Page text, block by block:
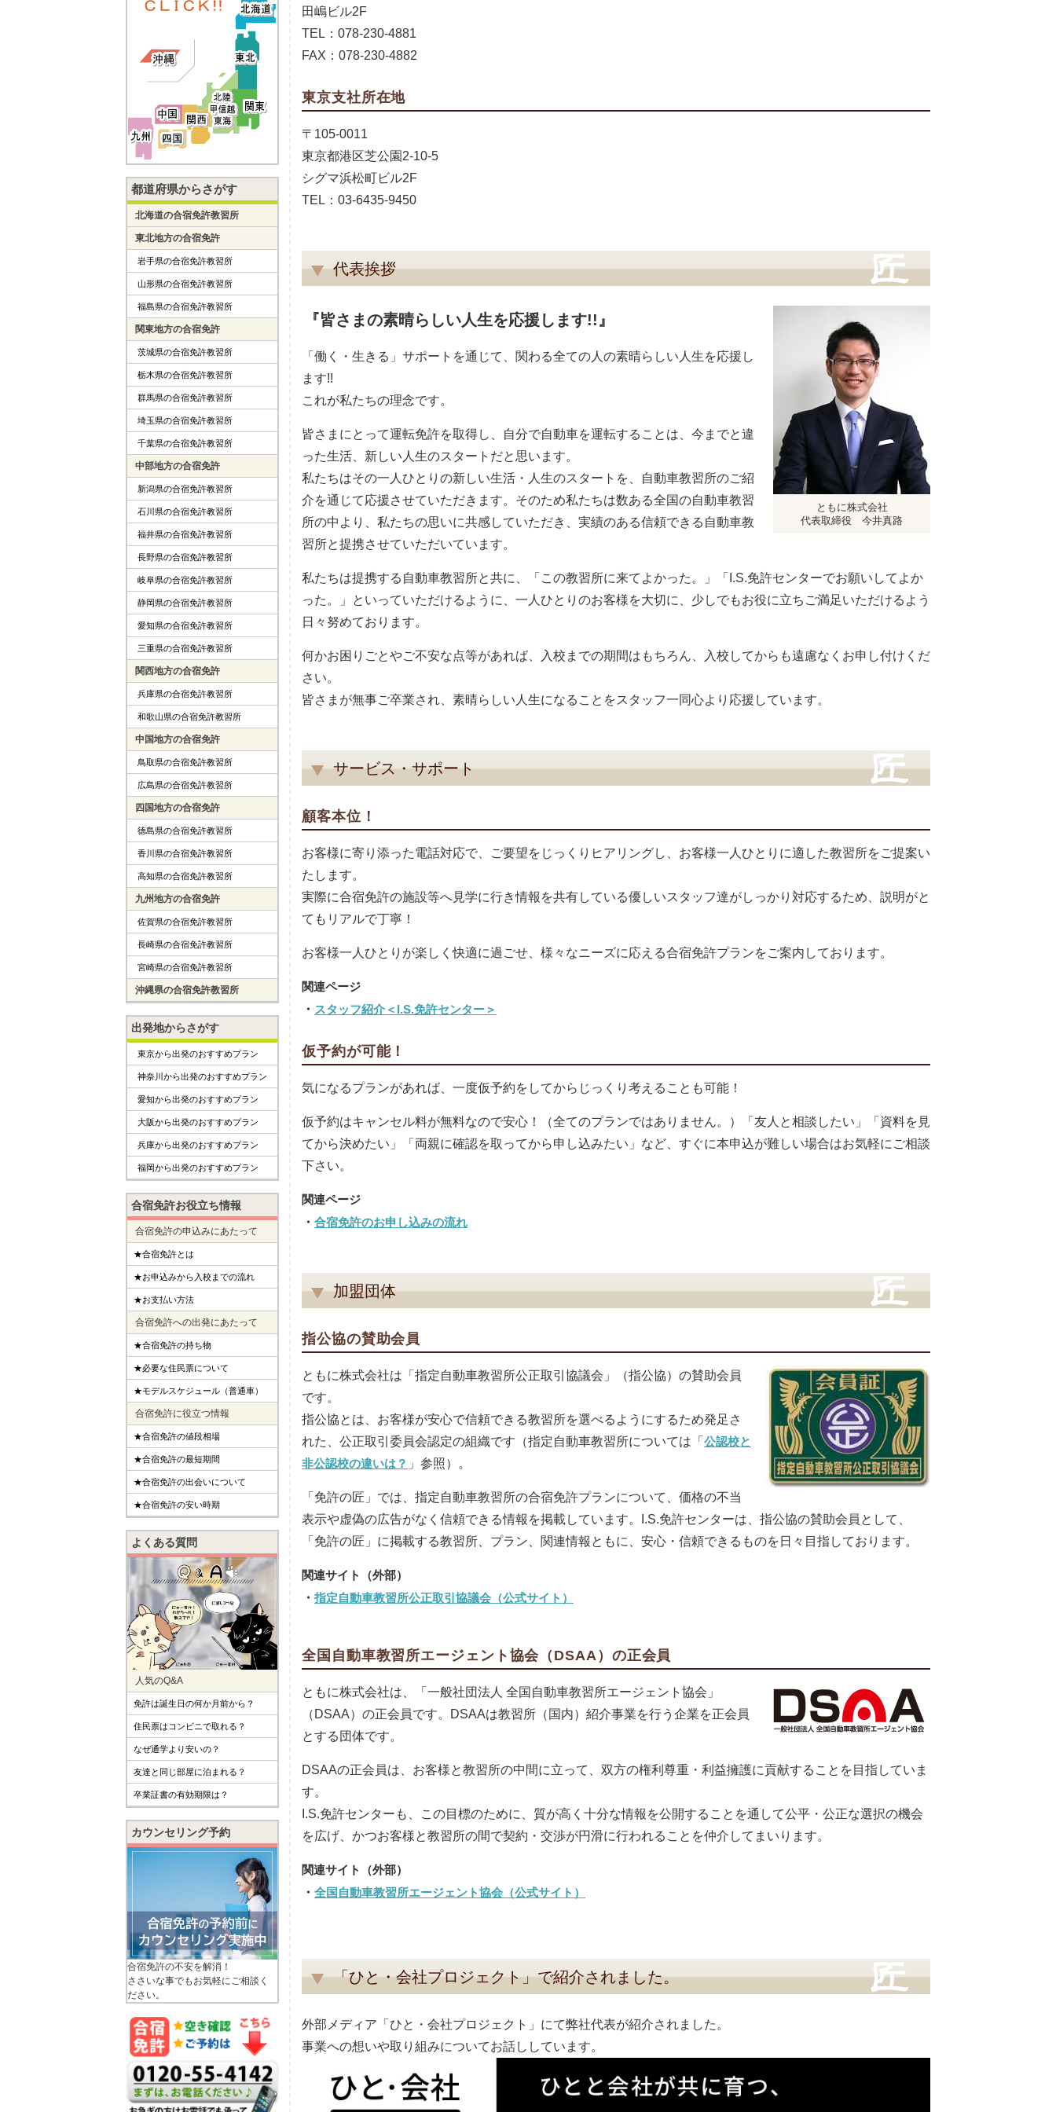
田嶋ビル2F
TEL：078-230-4881
FAX：078-230-4882
東京支社所在地
〒105-0011
東京都港区芝公園2-10-5
シグマ浜松町ビル2F
TEL：03-6435-9450
代表挨拶
ともに株式会社
代表取締役 今井真路
『皆さまの素晴らしい人生を応援します!!』
「働く・生きる」サポートを通じて、関わる全ての人の素晴らしい人生を応援し
ます!!
これが私たちの理念です。
皆さまにとって運転免許を取得し、自分で自動車を運転することは、今までと違
った生活、新しい人生のスタートだと思います。
私たちはその一人ひとりの新しい生活・人生のスタートを、自動車教習所のご紹
介を通じて応援させていただきます。そのため私たちは数ある全国の自動車教習
所の中より、私たちの思いに共感していただき、実績のある信頼できる自動車教
習所と提携させていただいています。
私たちは提携する自動車教習所と共に、「この教習所に来てよかった。」「I.S.免許センターでお願いしてよか
った。」といっていただけるように、一人ひとりのお客様を大切に、少しでもお役に立ちご満足いただけるよう
日々努めております。
何かお困りごとやご不安な点等があれば、入校までの期間はもちろん、入校してからも遠慮なくお申し付けくだ
さい。
皆さまが無事ご卒業され、素晴らしい人生になることをスタッフ一同心より応援しています。
サービス・サポート
顧客本位！
お客様に寄り添った電話対応で、ご要望をじっくりヒアリングし、お客様一人ひとりに適した教習所をご提案い
たします。
実際に合宿免許の施設等へ見学に行き情報を共有している優しいスタッフ達がしっかり対応するため、説明がと
てもリアルで丁寧！
お客様一人ひとりが楽しく快適に過ごせ、様々なニーズに応える合宿免許プランをご案内しております。
スタッフ紹介＜I.S.免許センター＞
仮予約が可能！
気になるプランがあれば、一度仮予約をしてからじっくり考えることも可能！
仮予約はキャンセル料が無料なので安心！（全てのプランではありません。）「友人と相談したい」「資料を見
てから決めたい」「両親に確認を取ってから申し込みたい」など、すぐに本申込が難しい場合はお気軽にご相談
下さい。
合宿免許のお申し込みの流れ
加盟団体
指公協の賛助会員
ともに株式会社は「指定自動車教習所公正取引協議会」（指公協）の賛助会員
です。
指公協とは、お客様が安心で信頼できる教習所を選べるようにするため発足さ
れた、公正取引委員会認定の組織です（指定自動車教習所については「 公認校と
非公認校の違いは？ 」参照）。
「免許の匠」では、指定自動車教習所の合宿免許プランについて、価格の不当
表示や虚偽の広告がなく信頼できる情報を掲載しています。I.S.免許センターは、指公協の賛助会員として、
「免許の匠」に掲載する教習所、プラン、関連情報ともに、安心・信頼できるものを日々目指しております。
指定自動車教習所公正取引協議会（公式サイト）
全国自動車教習所エージェント協会（DSAA）の正会員
ともに株式会社は、「一般社団法人 全国自動車教習所エージェント協会」
（DSAA）の正会員です。DSAAは教習所（国内）紹介事業を行う企業を正会員
とする団体です。
DSAAの正会員は、お客様と教習所の中間に立って、双方の権利尊重・利益擁護に貢献することを目指していま
す。
I.S.免許センターも、この目標のために、質が高く十分な情報を公開することを通して公平・公正な選択の機会
を広げ、かつお客様と教習所の間で契約・交渉が円滑に行われることを仲介してまいります。
全国自動車教習所エージェント協会（公式サイト）
「ひと・会社プロジェクト」で紹介されました。
外部メディア「ひと・会社プロジェクト」にて弊社代表が紹介されました。
事業への想いや取り組みについてお話ししています。
都道府県からさがす
北海道の合宿免許教習所
東北地方の合宿免許
岩手県の合宿免許教習所
山形県の合宿免許教習所
福島県の合宿免許教習所
関東地方の合宿免許
茨城県の合宿免許教習所
栃木県の合宿免許教習所
群馬県の合宿免許教習所
埼玉県の合宿免許教習所
千葉県の合宿免許教習所
中部地方の合宿免許
新潟県の合宿免許教習所
石川県の合宿免許教習所
福井県の合宿免許教習所
長野県の合宿免許教習所
岐阜県の合宿免許教習所
静岡県の合宿免許教習所
愛知県の合宿免許教習所
三重県の合宿免許教習所
関西地方の合宿免許
兵庫県の合宿免許教習所
和歌山県の合宿免許教習所
中国地方の合宿免許
鳥取県の合宿免許教習所
広島県の合宿免許教習所
四国地方の合宿免許
徳島県の合宿免許教習所
香川県の合宿免許教習所
高知県の合宿免許教習所
九州地方の合宿免許
佐賀県の合宿免許教習所
長崎県の合宿免許教習所
宮崎県の合宿免許教習所
沖縄県の合宿免許教習所
出発地からさがす
東京から出発のおすすめプラン
神奈川から出発のおすすめプラン
愛知から出発のおすすめプラン
大阪から出発のおすすめプラン
兵庫から出発のおすすめプラン
福岡から出発のおすすめプラン
合宿免許お役立ち情報
合宿免許の申込みにあたって
★合宿免許とは
★お申込みから入校までの流れ
★お支払い方法
合宿免許への出発にあたって
★合宿免許の持ち物
★必要な住民票について
★モデルスケジュール（普通車）
合宿免許に役立つ情報
★合宿免許の値段相場
★合宿免許の最短期間
★合宿免許の出会いについて
★合宿免許の安い時期
よくある質問
人気のQ&A
免許は誕生日の何か月前から？
住民票はコンビニで取れる？
なぜ通学より安いの？
友達と同じ部屋に泊まれる？
卒業証書の有効期限は？
カウンセリング予約
合宿免許の不安を解消！
ささいな事でもお気軽にご相談く
ださい。